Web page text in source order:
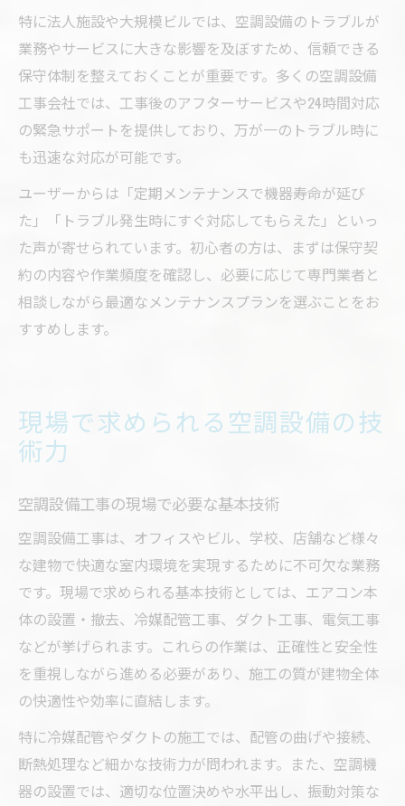
特に法人施設や大規模ビルでは、空調設備のトラブルが
業務やサービスに大きな影響を及ぼすため、信頼できる
保守体制を整えておくことが重要です。多くの空調設備
工事会社では、工事後のアフターサービスや24時間対応
の緊急サポートを提供しており、万が一のトラブル時に
も迅速な対応が可能です。
ユーザーからは「定期メンテナンスで機器寿命が延び
た」「トラブル発生時にすぐ対応してもらえた」といっ
た声が寄せられています。初心者の方は、まずは保守契
約の内容や作業頻度を確認し、必要に応じて専門業者と
相談しながら最適なメンテナンスプランを選ぶことをお
すすめします。
現場で求められる空調設備の技
術力
空調設備工事の現場で必要な基本技術
空調設備工事は、オフィスやビル、学校、店舗など様々
な建物で快適な室内環境を実現するために不可欠な業務
です。現場で求められる基本技術としては、エアコン本
体の設置・撤去、冷媒配管工事、ダクト工事、電気工事
などが挙げられます。これらの作業は、正確性と安全性
を重視しながら進める必要があり、施工の質が建物全体
の快適性や効率に直結します。
特に冷媒配管やダクトの施工では、配管の曲げや接続、
断熱処理など細かな技術力が問われます。また、空調機
器の設置では、適切な位置決めや水平出し、振動対策な